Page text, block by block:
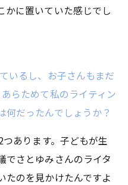
かに置いていた感じでし
いるし、お子さんもまだ
らためて私のライティン
何だったんでしょうか？
あります。子どもが生
でさとゆみさんのライタ
たのを見かけたんですよ